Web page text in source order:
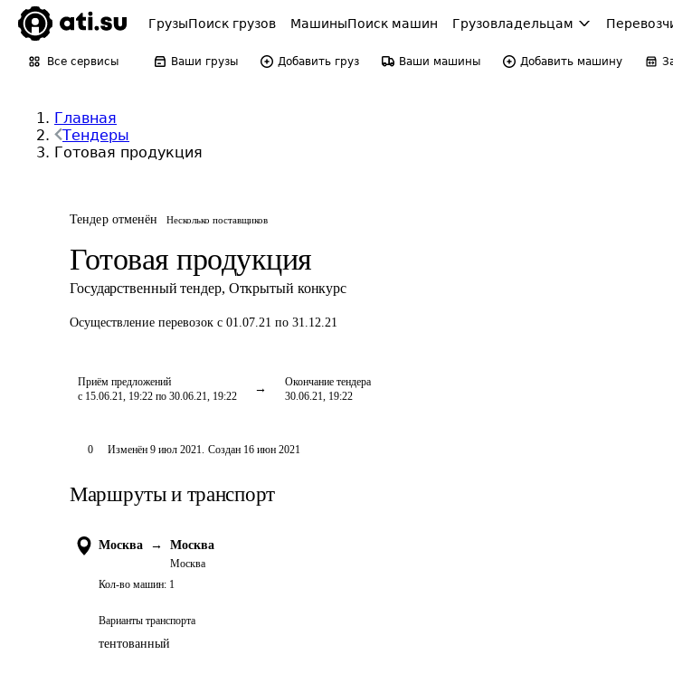
ГрузыПоиск грузов МашиныПоиск машин Грузовладельцам
Все сервисы Ваши грузы Добавить груз Ваши машины Добавить машину
Главная
Тендеры
Готовая продукция
Тендер отменён Несколько поставщиков
Готовая продукция
Государственный тендер, Открытый конкурс
Осуществление перевозок с 01.07.21 по 31.12.21
Приём предложений
с 15.06.21, 19:22 по 30.06.21, 19:22
Окончание тендера
30.06.21, 19:22
0 Изменён 9 июл 2021. Создан 16 июн 2021
Маршруты и транспорт
Москва → Москва
Москва
Кол-во машин: 1
Варианты транспорта
тентованный